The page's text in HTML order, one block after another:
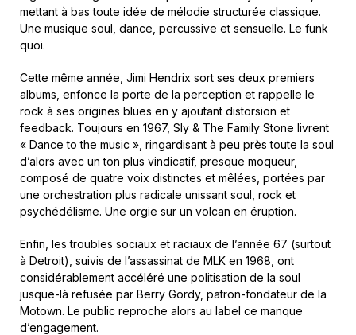
mettant à bas toute idée de mélodie structurée classique.
Une musique soul, dance, percussive et sensuelle. Le funk
quoi.
Cette même année, Jimi Hendrix sort ses deux premiers
albums, enfonce la porte de la perception et rappelle le
rock à ses origines blues en y ajoutant distorsion et
feedback. Toujours en 1967, Sly & The Family Stone livrent
« Dance to the music », ringardisant à peu près toute la soul
d’alors avec un ton plus vindicatif, presque moqueur,
composé de quatre voix distinctes et mêlées, portées par
une orchestration plus radicale unissant soul, rock et
psychédélisme. Une orgie sur un volcan en éruption.
Enfin, les troubles sociaux et raciaux de l’année 67 (surtout
à Detroit), suivis de l’assassinat de MLK en 1968, ont
considérablement accéléré une politisation de la soul
jusque-là refusée par Berry Gordy, patron-fondateur de la
Motown. Le public reproche alors au label ce manque
d’engagement.